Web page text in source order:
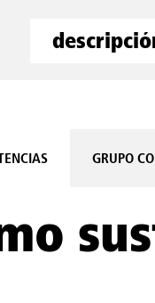
GRUPO